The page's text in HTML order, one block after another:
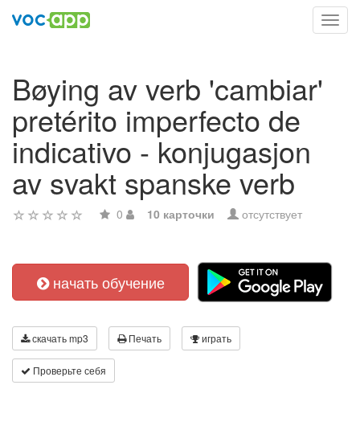
Bøying av verb 'cambiar'
pretérito imperfecto de
indicativo - konjugasjon
av svakt spanske verb
0 10 карточки отсутствует
начать обучение
скачать mp3 Печать играть
Проверьте себя